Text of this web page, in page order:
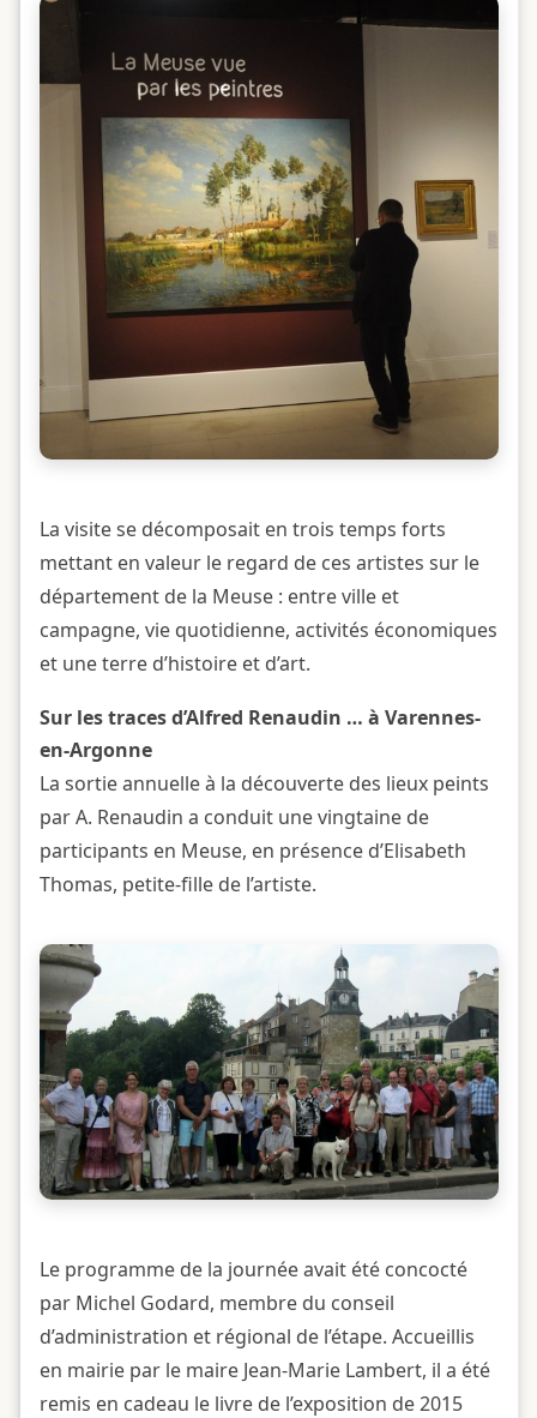
La visite se décomposait en trois temps forts
mettant en valeur le regard de ces artistes sur le
département de la Meuse : entre ville et
campagne, vie quotidienne, activités économiques
et une terre d’histoire et d’art.
Sur les traces d’Alfred Renaudin … à Varennes-
en-Argonne
La sortie annuelle à la découverte des lieux peints
par A. Renaudin a conduit une vingtaine de
participants en Meuse, en présence d’Elisabeth
Thomas, petite-fille de l’artiste.
Le programme de la journée avait été concocté
par Michel Godard, membre du conseil
d’administration et régional de l’étape. Accueillis
en mairie par le maire Jean-Marie Lambert, il a été
remis en cadeau le livre de l’exposition de 2015